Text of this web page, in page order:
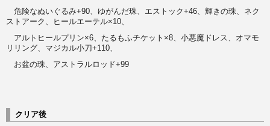
危険なぬいぐるみ+90、ゆがんだ珠、エストック+46、輝きの珠、ネク
ストアーク、ヒールエーテル×10、
アルトヒールプリン×6、たるもふチケット×8、小悪魔ドレス、オマモ
リリング、マジカル小刀+110、
お盆の珠、アストラルロッド+99
クリア後